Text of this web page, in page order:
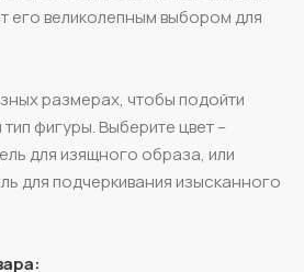
его великолепным выбором для
размерах, чтобы подойти
фигуры. Выберите цвет –
для изящного образа, или
для подчеркивания изысканного